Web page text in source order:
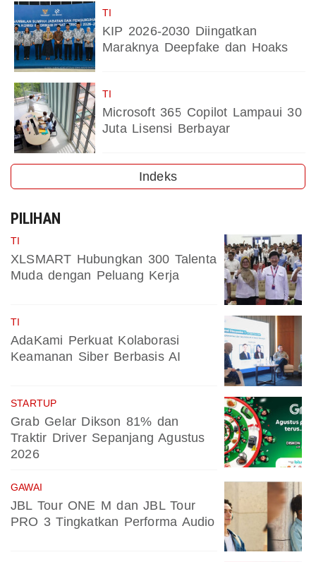
TI
KIP 2026-2030 Diingatkan
Maraknya Deepfake dan Hoaks
TI
Microsoft 365 Copilot Lampaui 30
Juta Lisensi Berbayar
Indeks
PILIHAN
TI
XLSMART Hubungkan 300 Talenta
Muda dengan Peluang Kerja
TI
AdaKami Perkuat Kolaborasi
Keamanan Siber Berbasis AI
STARTUP
Grab Gelar Dikson 81% dan
Traktir Driver Sepanjang Agustus
2026
GAWAI
JBL Tour ONE M dan JBL Tour
PRO 3 Tingkatkan Performa Audio